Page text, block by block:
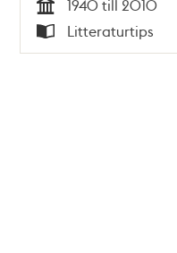
Tid
1940 till 2010
Typ
Litteraturtips